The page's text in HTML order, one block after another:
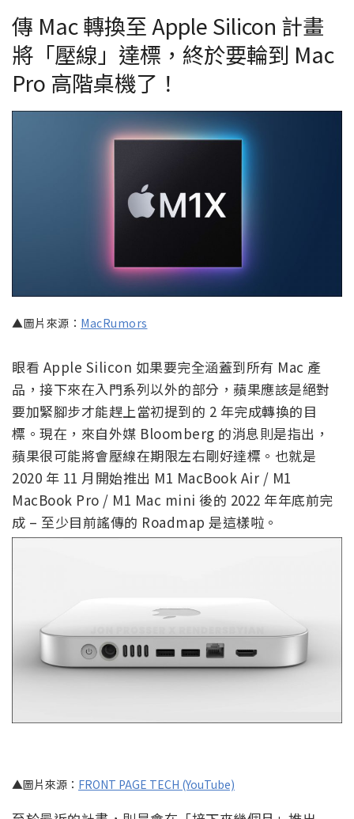
傳 Mac 轉換至 Apple Silicon 計畫
將「壓線」達標，終於要輪到 Mac
Pro 高階桌機了！
▲圖片來源： MacRumors
眼看 Apple Silicon 如果要完全涵蓋到所有 Mac 產
品，接下來在入門系列以外的部分，蘋果應該是絕對
要加緊腳步才能趕上當初提到的 2 年完成轉換的目
標。現在，來自外媒 Bloomberg 的消息則是指出，
蘋果很可能將會壓線在期限左右剛好達標。也就是
2020 年 11 月開始推出 M1 MacBook Air / M1
MacBook Pro / M1 Mac mini 後的 2022 年年底前完
成 – 至少目前謠傳的 Roadmap 是這樣啦。
▲圖片來源： FRONT PAGE TECH (YouTube)